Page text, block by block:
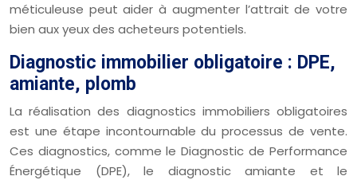
méticuleuse peut aider à augmenter l’attrait de votre
bien aux yeux des acheteurs potentiels.
Diagnostic immobilier obligatoire : DPE,
amiante, plomb
La réalisation des diagnostics immobiliers obligatoires
est une étape incontournable du processus de vente.
Ces diagnostics, comme le Diagnostic de Performance
Énergétique (DPE), le diagnostic amiante et le